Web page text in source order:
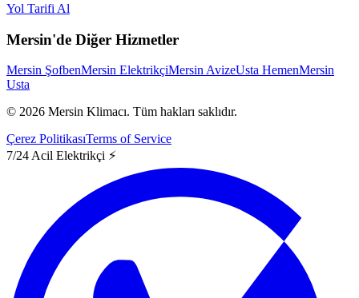
Yol Tarifi Al
Mersin'de Diğer Hizmetler
Mersin ŞofbenMersin ElektrikçiMersin AvizeUsta HemenMersin
Usta
© 2026 Mersin Klimacı. Tüm hakları saklıdır.
Çerez PolitikasıTerms of Service
7/24 Acil Elektrikçi ⚡